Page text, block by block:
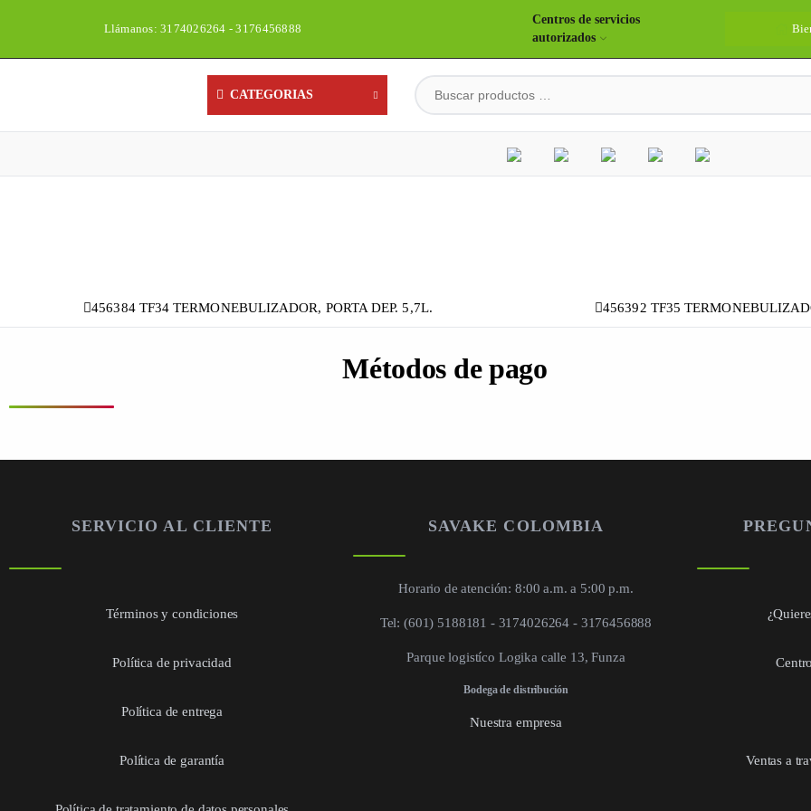
Llámanos: 3174026264 - 3176456888
Centros de servicios
autorizados
CATEGORIAS
456384 TF34 TERMONEBULIZADOR, PORTA DEP. 5,7L. 456392 TF35
Métodos de pago
SERVICIO AL CLIENTE
Términos y condiciones
Política de privacidad
Política de entrega
Política de garantía
SAVAKE COLOMBIA
Horario de atención: 8:00 a.m. a 5:00 p.m.
Tel: (601) 5188181 - 3174026264 - 3176456888
Parque logistíco Logika calle 13, Funza
Bodega de distribución
Nuestra empresa
Ventas a